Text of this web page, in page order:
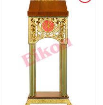
ДОБАВИТЬ
В СПИСОК
ЖЕЛАНИЙ